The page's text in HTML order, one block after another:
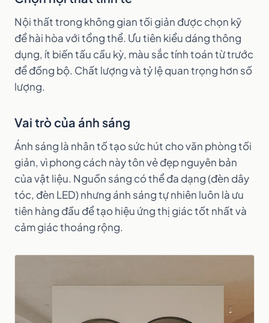
Nội thất trong không gian tối giản được chọn kỹ
để hài hòa với tổng thể. Ưu tiên kiểu dáng thông
dụng, ít biến tấu cầu kỳ, màu sắc tính toán từ trước
để đồng bộ. Chất lượng và tỷ lệ quan trọng hơn số
lượng.
Vai trò của ánh sáng
Ánh sáng là nhân tố tạo sức hút cho văn phòng tối
giản, vì phong cách này tôn vẻ đẹp nguyên bản
của vật liệu. Nguồn sáng có thể đa dạng (đèn dây
tóc, đèn LED) nhưng ánh sáng tự nhiên luôn là ưu
tiên hàng đầu để tạo hiệu ứng thị giác tốt nhất và
cảm giác thoáng rộng.